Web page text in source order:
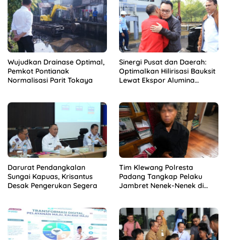
Wujudkan Drainase Optimal,
Pemkot Pontianak
Normalisasi Parit Tokaya
Sinergi Pusat dan Daerah:
Optimalkan Hilirisasi Bauksit
Lewat Ekspor Alumina
Darurat Pendangkalan
Sungai Kapuas, Krisantus
Desak Pengerukan Segera
Tim Klewang Polresta
Padang Tangkap Pelaku
Jambret Nenek-Nenek di